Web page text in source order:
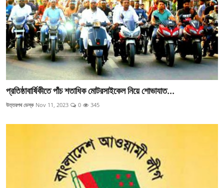
প্রতিষ্ঠাবার্ষিকীতে পাঁচ শতাধিক মোটরসাইকেল নিয়ে শোভাযাত...
উত্তরপথ ডেস্ক Nov 11, 2023 0 345